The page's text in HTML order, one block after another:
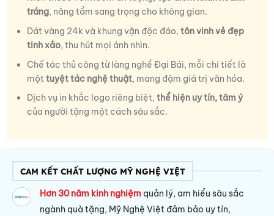
tráng, nâng tầm sang trọng cho không gian.
Dát vàng 24k và khung vặn độc đáo, tôn vinh vẻ đẹp
tinh xảo, thu hút mọi ánh nhìn.
Chế tác thủ công từ làng nghề Đại Bái, mỗi chi tiết là
một tuyệt tác nghệ thuật, mang đậm giá trị văn hóa.
Dịch vụ in khắc logo riêng biệt, thể hiện uy tín, tâm ý
của người tặng một cách sâu sắc.
CAM KẾT CHẤT LƯỢNG MỸ NGHỆ VIỆT
Hơn 30 năm kinh nghiệm quản lý, am hiểu sâu sắc
ngành quà tặng, Mỹ Nghệ Việt đảm bảo uy tín,